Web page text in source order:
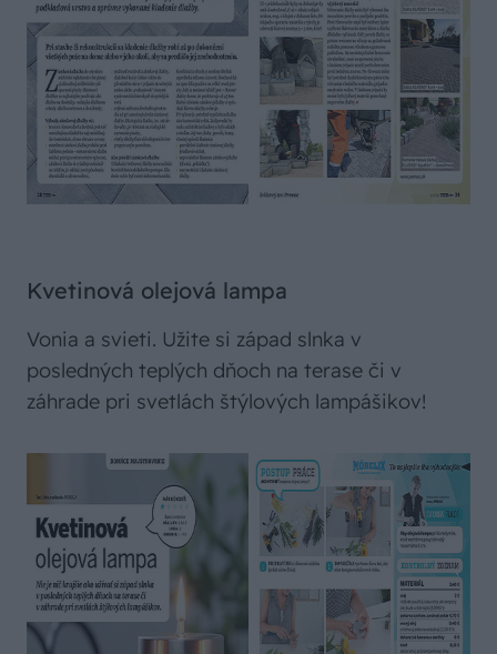
Kvetinová olejová lampa
Vonia a svieti. Užite si západ slnka v
posledných teplých dňoch na terase či v
záhrade pri svetlách štýlových lampášikov!